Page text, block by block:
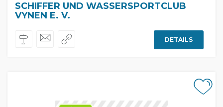
SCHIFFER UND WASSERSPORTCLUB
VYNEN E. V.
DETAILS